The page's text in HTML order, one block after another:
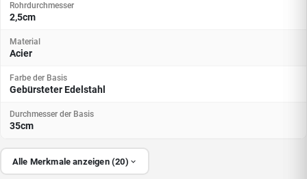
Rohrdurchmesser
2,5cm
Material
Acier
Farbe der Basis
Gebürsteter Edelstahl
Durchmesser der Basis
35cm
Alle Merkmale anzeigen (20)